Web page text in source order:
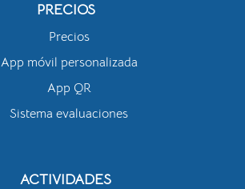
PRECIOS
Precios
App móvil personalizada
App QR
Sistema evaluaciones
ACTIVIDADES